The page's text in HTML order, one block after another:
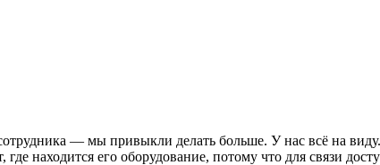
— мы привыкли делать больше. У нас всё на
где находится его оборудование, потому что для связи